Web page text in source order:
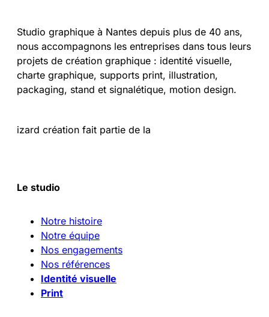
Studio graphique à Nantes depuis plus de 40 ans,
nous accompagnons les entreprises dans tous leurs
projets de création graphique : identité visuelle,
charte graphique, supports print, illustration,
packaging, stand et signalétique, motion design.
izard création fait partie de la
Le studio
Notre histoire
Notre équipe
Nos engagements
Nos références
Identité visuelle
Print